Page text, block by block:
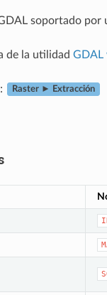
soportado por
de la utilidad GDAL
: Raster ► Extracción